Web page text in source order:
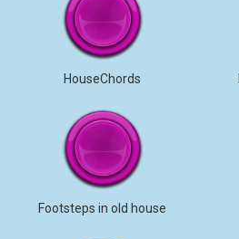
HouseChords
Footsteps in old house